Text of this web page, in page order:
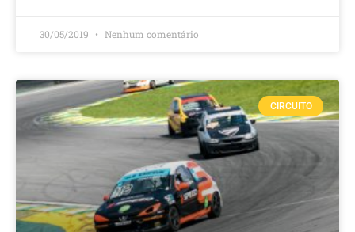
30/05/2019 Nenhum comentário
CIRCUITO